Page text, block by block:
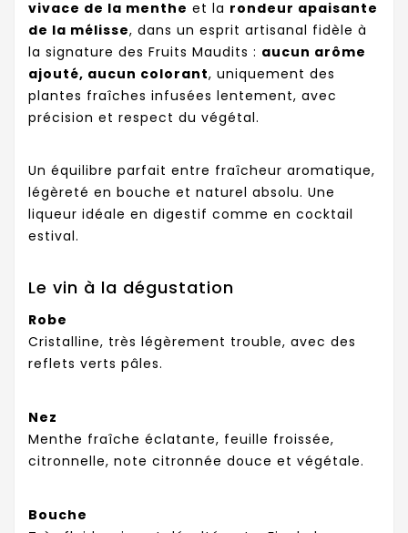
vivace de la menthe et la rondeur apaisante
de la mélisse, dans un esprit artisanal fidèle à
la signature des Fruits Maudits : aucun arôme
ajouté, aucun colorant, uniquement des
plantes fraîches infusées lentement, avec
précision et respect du végétal.
Un équilibre parfait entre fraîcheur aromatique,
légèreté en bouche et naturel absolu. Une
liqueur idéale en digestif comme en cocktail
estival.
Le vin à la dégustation
Robe
Cristalline, très légèrement trouble, avec des
reflets verts pâles.
Nez
Menthe fraîche éclatante, feuille froissée,
citronnelle, note citronnée douce et végétale.
Bouche